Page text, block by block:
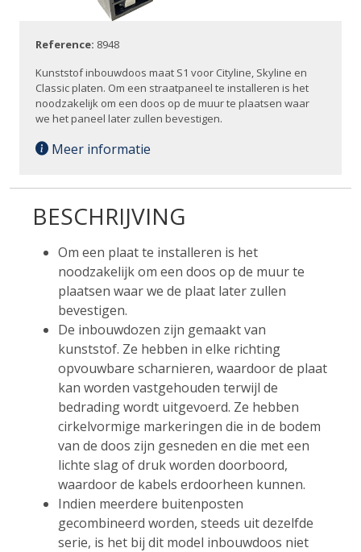
Reference: 8948
Kunststof inbouwdoos maat S1 voor Cityline, Skyline en
Classic platen. Om een straatpaneel te installeren is het
noodzakelijk om een doos op de muur te plaatsen waar
we het paneel later zullen bevestigen.
Meer informatie
BESCHRIJVING
Om een plaat te installeren is het
noodzakelijk om een doos op de muur te
plaatsen waar we de plaat later zullen
bevestigen.
De inbouwdozen zijn gemaakt van
kunststof. Ze hebben in elke richting
opvouwbare scharnieren, waardoor de plaat
kan worden vastgehouden terwijl de
bedrading wordt uitgevoerd. Ze hebben
cirkelvormige markeringen die in de bodem
van de doos zijn gesneden en die met een
lichte slag of druk worden doorboord,
waardoor de kabels erdoorheen kunnen.
Indien meerdere buitenposten
gecombineerd worden, steeds uit dezelfde
serie, is het bij dit model inbouwdoos niet